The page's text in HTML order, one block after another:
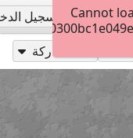
الاشتراك تسجيل
مشاركة
Cannot